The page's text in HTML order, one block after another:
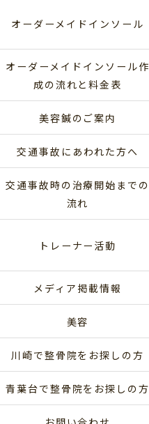
オーダーメイドインソール
オーダーメイドインソール作
成の流れと料金表
美容鍼のご案内
交通事故にあわれた方へ
交通事故時の治療開始までの
流れ
トレーナー活動
メディア掲載情報
美容
川崎で整骨院をお探しの方
青葉台で整骨院をお探しの方